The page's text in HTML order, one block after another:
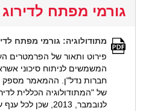
גורמי מפתח לדירוג
מתודולוגיה: גורמי מפתח לדירוג
פירוט ותאור של הפרמטרים
המשמשים לניתוח סיכוני
חברות נדל"ן. ההמאמר מספק
לנובמבר, 2013,